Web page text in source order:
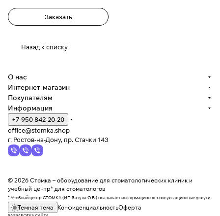
Заказать
Назад к списку
О нас
Интернет-магазин
Покупателям
Информация
+7 950 842-20-20
office@stomka.shop
г. Ростов-на-Дону, пр. Стачки 143
© 2026 Стомка – оборудование для стоматологических клиник и
учебный центр* для стоматологов
* Учебный центр СТОМКА (ИП Затула О.В.) оказывает информационно-консультационные услуги
Темная тема КонфиденциальностьОферта